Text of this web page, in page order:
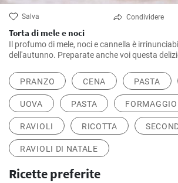
Salva Condividere
Torta di mele e noci
Il profumo di mele, noci e cannella è
dell'autunno. Preparate anche voi questa
PRANZO CENA PASTA
UOVA PASTA FORMAGGIO
RAVIOLI RICOTTA
RAVIOLI DI NATALE
Ricette preferite